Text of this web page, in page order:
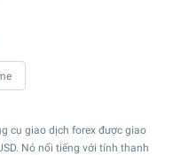
cụ giao dịch forex được giao
Nó nổi tiếng với tính thanh